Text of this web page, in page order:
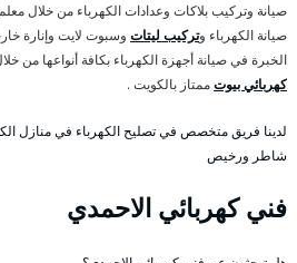
صيانة وتركيب بلاكات وعدادات الكهرباء من خلال
صيانة الكهرباء وتركيب ليتات وسبوت لايت وإنارة
الخبرة في صيانة أجهزة الكهرباء بكافة أنواعها من
كهربائي بيوتممتاز بالكويت .
لدينا فريق متخصص في تصليح الكهرباء في منازل
شاطر ورخيص
فني كهربائي الاحمدي